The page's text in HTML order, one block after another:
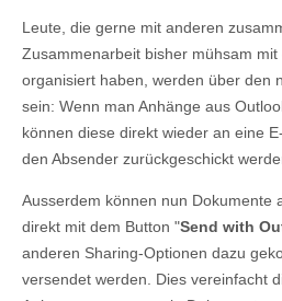
Leute, die gerne mit anderen
Zusammenarbeit bisher mühsam
organisiert haben, werden über den
sein: Wenn man Anhänge aus
können diese direkt wieder an eine
den Absender zurückgeschickt
Ausserdem können nun Dokumente
direkt mit dem Button "Send with
anderen Sharing-Optionen dazu
versendet werden. Dies vereinfacht